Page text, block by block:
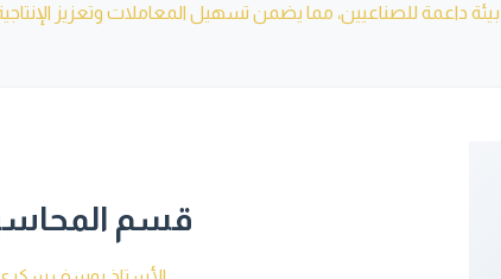
للصناعيين، مما يضمن تسهيل المعاملات وتعزيز
قسم